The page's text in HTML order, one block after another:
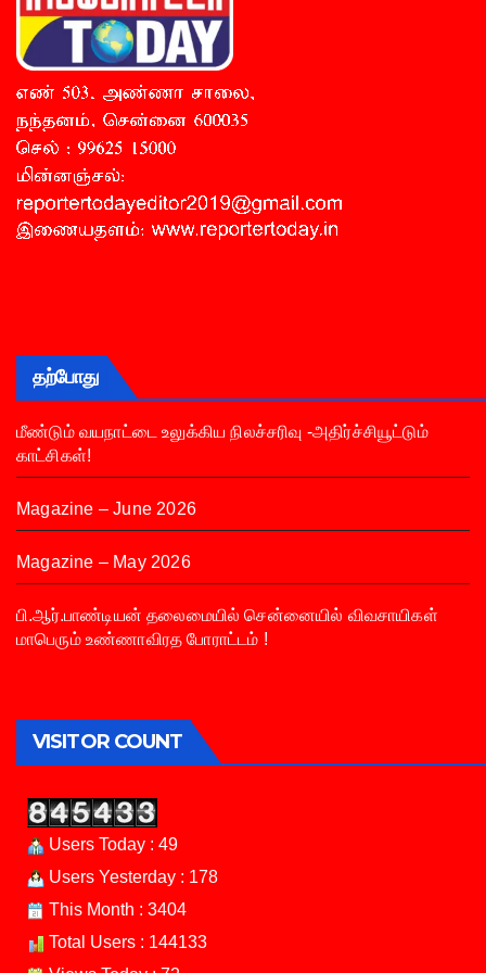
தற்போது
மீண்டும் வயநாட்டை உலுக்கிய நிலச்சரிவு -அதிர்ச்சியூட்டும்
காட்சிகள்!
Magazine – June 2026
Magazine – May 2026
பி.ஆர்.பாண்டியன் தலைமையில் சென்னையில் விவசாயிகள்
மாபெரும் உண்ணாவிரத போராட்டம் !
VISITOR COUNT
Users Today : 49
Users Yesterday : 178
This Month : 3404
Total Users : 144133